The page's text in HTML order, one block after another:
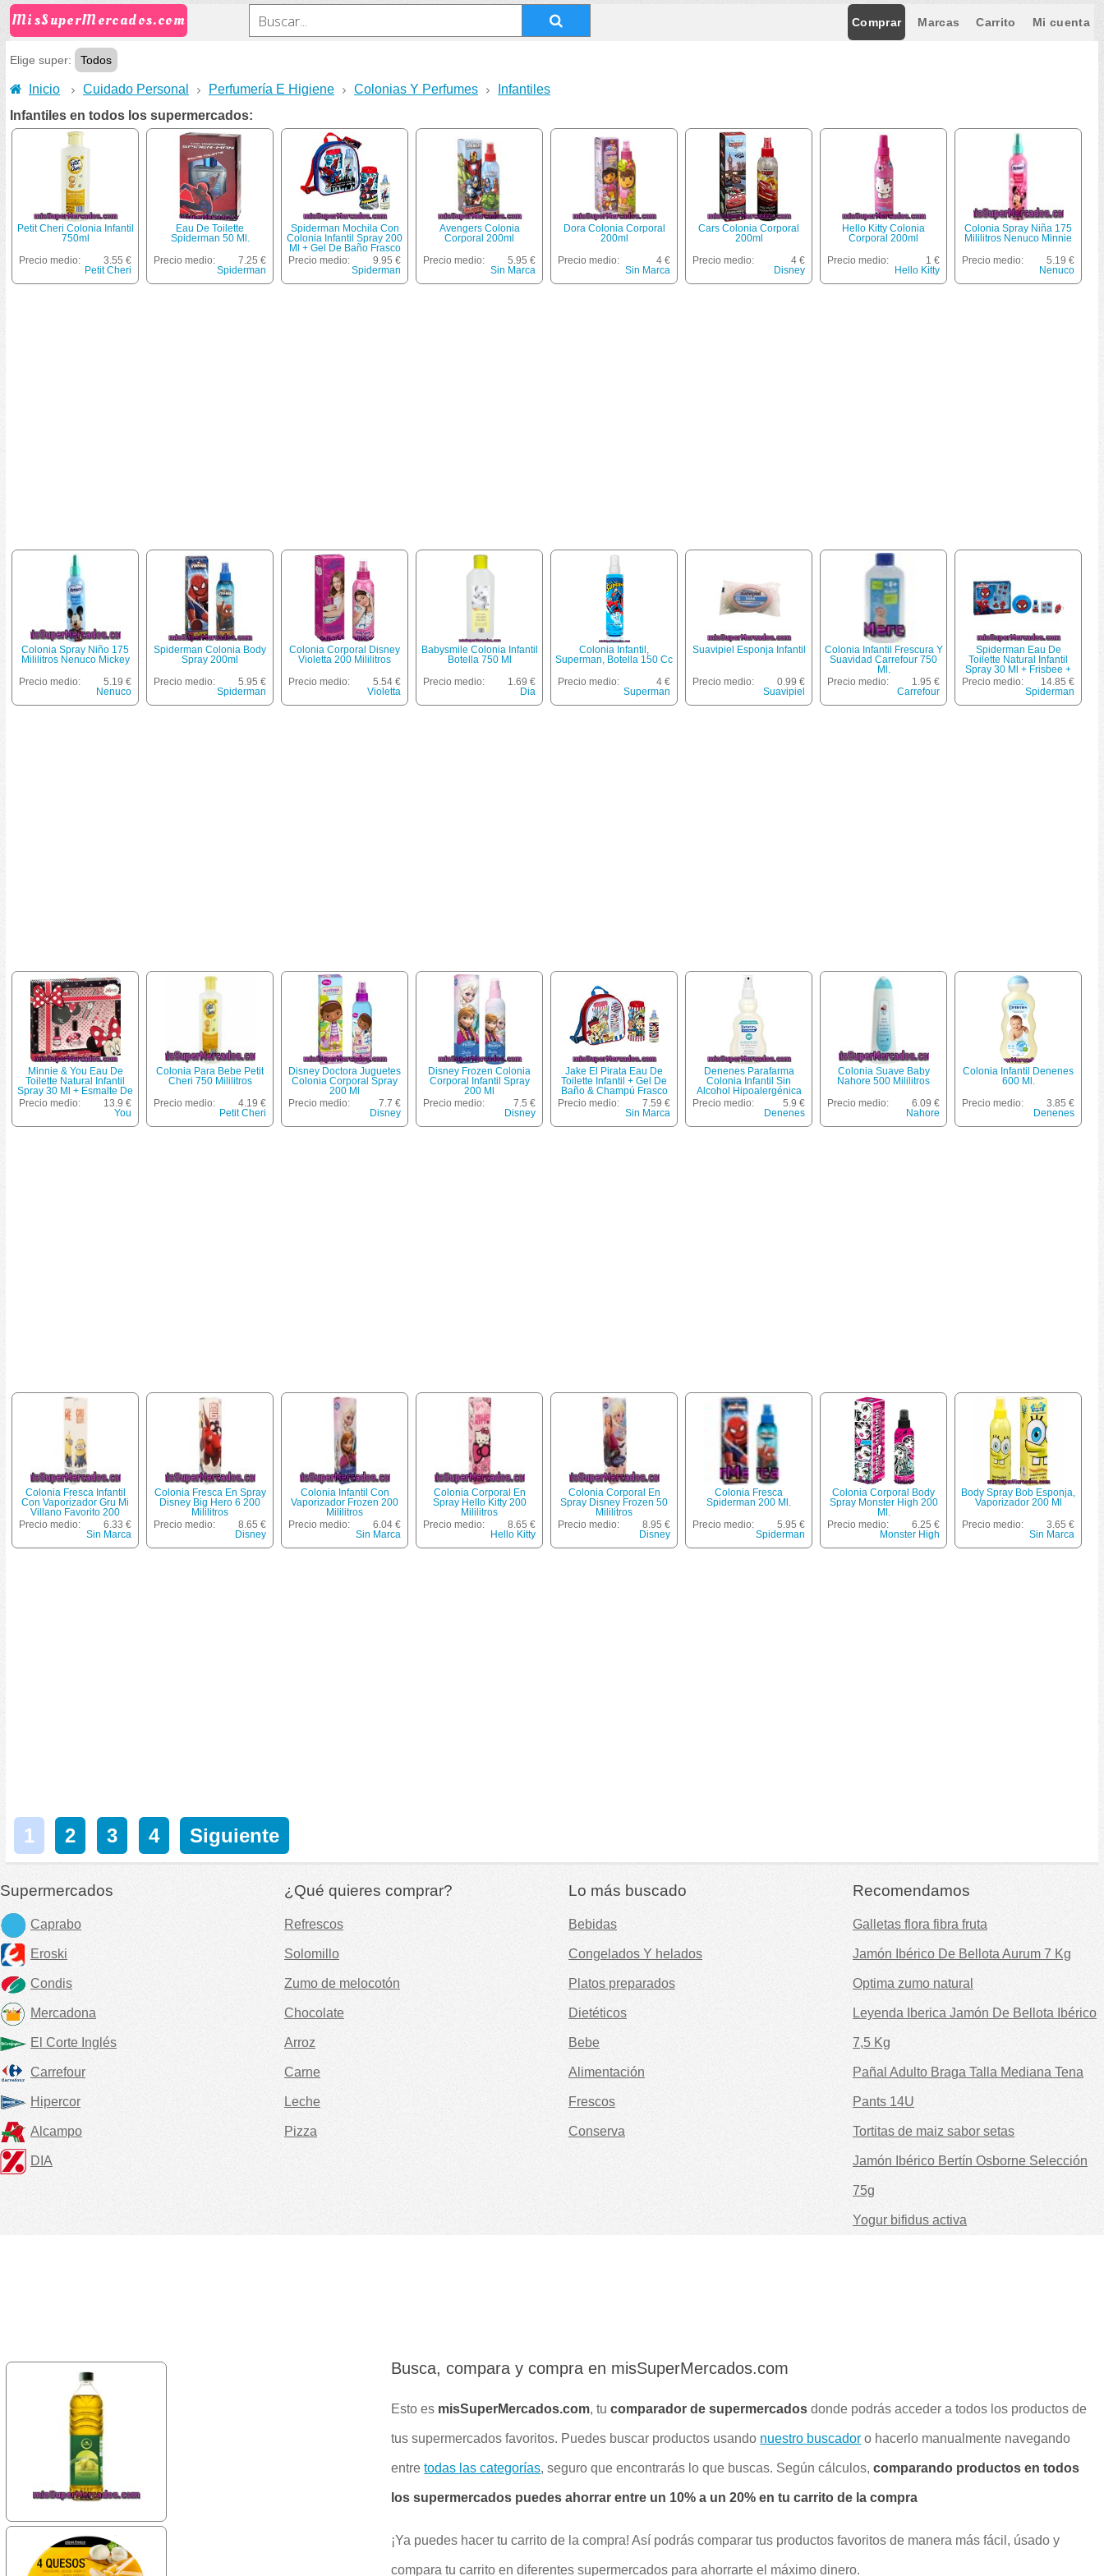
MisSuperMercados.com Comprar Marcas Carrito Mi cuenta
Elige super: Todos
Inicio Cuidado Personal Perfumería E Higiene Colonias Y Perfumes
Infantiles
Infantiles en todos los supermercados:
Petit Cheri Colonia Infantil
750ml
Precio medio:
3.55 €
Petit Cheri
Eau De Toilette
Spiderman 50 Ml.
Precio medio:
7.25 €
Spiderman
Spiderman Mochila Con
Colonia Infantil Spray 200
Ml + Gel De Baño Frasco
475 Ml
Precio medio:
9.95 €
Spiderman
Avengers Colonia
Corporal 200ml
Precio medio:
5.95 €
Sin Marca
Dora Colonia Corporal
200ml
Precio medio:
4 €
Sin Marca
Cars Colonia Corporal
200ml
Precio medio:
4 €
Disney
Hello Kitty Colonia
Corporal 200ml
Precio medio:
1 €
Hello Kitty
Colonia Spray Niña 175
Mililitros Nenuco Minnie
Precio medio:
5.19 €
Nenuco
Colonia Spray Niño 175
Mililitros Nenuco Mickey
Precio medio:
5.19 €
Nenuco
Spiderman Colonia Body
Spray 200ml
Precio medio:
5.95 €
Spiderman
Colonia Corporal Disney
Violetta 200 Mililitros
Precio medio:
5.54 €
Violetta
Babysmile Colonia Infantil
Botella 750 Ml
Precio medio:
1.69 €
Dia
Colonia Infantil,
Superman, Botella 150 Cc
Precio medio:
4 €
Superman
Suavipiel Esponja Infantil
Precio medio:
0.99 €
Suavipiel
Colonia Infantil Frescura Y
Suavidad Carrefour 750
Ml.
Precio medio:
1.95 €
Carrefour
Spiderman Eau De
Toilette Natural Infantil
Spray 30 Ml + Frisbee +
Adhesivos + Llavero
Precio medio:
14.85 €
Spiderman
Minnie & You Eau De
Toilette Natural Infantil
Spray 30 Ml + Esmalte De
Uñas Frasco 7 Ml +
Precio medio:
13.9 €
You
Colonia Para Bebe Petit
Cheri 750 Mililitros
Precio medio:
4.19 €
Petit Cheri
Disney Doctora Juguetes
Colonia Corporal Spray
200 Ml
Precio medio:
7.7 €
Disney
Disney Frozen Colonia
Corporal Infantil Spray
200 Ml
Precio medio:
7.5 €
Disney
Jake El Pirata Eau De
Toilette Infantil + Gel De
Baño & Champú Frasco
475 Ml + Mochila
Precio medio:
7.59 €
Sin Marca
Denenes Parafarma
Colonia Infantil Sin
Alcohol Hipoalergénica
Para Pieles Sensibles Y
Atópicas Spray 200 Ml
Precio medio:
5.9 €
Denenes
Colonia Suave Baby
Nahore 500 Mililitros
Precio medio:
6.09 €
Nahore
Colonia Infantil Denenes
600 Ml.
Precio medio:
3.85 €
Denenes
Colonia Fresca Infantil
Con Vaporizador Gru Mi
Villano Favorito 200
Mililitros
Precio medio:
6.33 €
Sin Marca
Colonia Fresca En Spray
Disney Big Hero 6 200
Mililitros
Precio medio:
8.65 €
Disney
Colonia Infantil Con
Vaporizador Frozen 200
Mililitros
Precio medio:
6.04 €
Sin Marca
Colonia Corporal En
Spray Hello Kitty 200
Mililitros
Precio medio:
8.65 €
Hello Kitty
Colonia Corporal En
Spray Disney Frozen 50
Mililitros
Precio medio:
8.95 €
Disney
Colonia Fresca
Spiderman 200 Ml.
Precio medio:
5.95 €
Spiderman
Colonia Corporal Body
Spray Monster High 200
Ml.
Precio medio:
6.25 €
Monster High
Body Spray Bob Esponja,
Vaporizador 200 Ml
Precio medio:
3.65 €
Sin Marca
1 2 3 4 Siguiente
Supermercados
Caprabo
Eroski
Condis
Mercadona
El Corte Inglés
Carrefour
Hipercor
Alcampo
DIA
¿Qué quieres comprar?
Refrescos
Solomillo
Zumo de melocotón
Chocolate
Arroz
Carne
Leche
Pizza
Lo más buscado
Bebidas
Congelados Y helados
Platos preparados
Dietéticos
Bebe
Alimentación
Frescos
Conserva
Recomendamos
Galletas flora fibra fruta
Jamón Ibérico De Bellota Aurum 7 Kg
Optima zumo natural
Leyenda Iberica Jamón De Bellota Ibérico
7,5 Kg
Pañal Adulto Braga Talla Mediana Tena
Pants 14U
Tortitas de maiz sabor setas
Jamón Ibérico Bertín Osborne Selección
75g
Yogur bifidus activa
Busca, compara y compra en misSuperMercados.com
Esto es misSuperMercados.com, tucomparador de supermercados donde podrás acceder a todos los productos de
tus supermercados favoritos. Puedes buscar productos usando nuestro buscador o hacerlo manualmente navegando
entretodas las categorías, seguro que encontrarás lo que buscas. Según cálculos,comparando productos en todos
los supermercados puedes ahorrar entre un 10% a un 20% en tu carrito de la compra
¡Ya puedes hacer tu carrito de la compra! Así podrás comparar tus productos favoritos de manera más fácil, úsado y
compara tu carrito en diferentes supermercados para ahorrarte el máximo dinero.